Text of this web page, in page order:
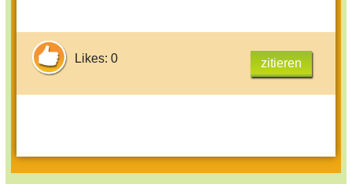
Likes: 0 zitieren